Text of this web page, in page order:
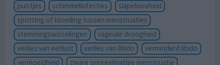
puistjes
schimmelinfecties
slapeloosheid
spotting of bloeding tussen menstruaties
stemmingswisselingen
vaginale droogheid
verlies van eetlust
verlies van libido
verminderd libido
vermoeidheid
zware onregelmatige menstruatie